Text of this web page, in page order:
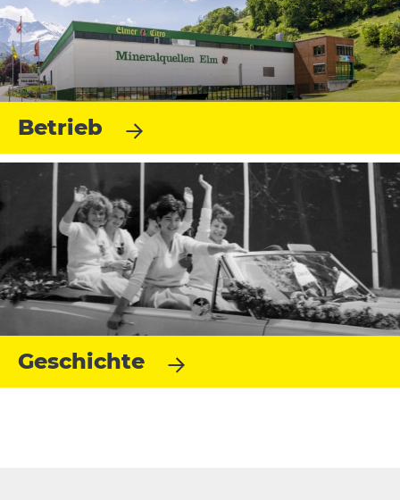
Betrieb
Geschichte